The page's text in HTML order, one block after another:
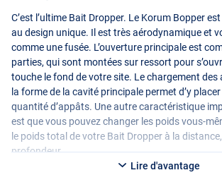
C’est l’ultime Bait Dropper. Le Korum Bopper
au design unique. Il est très aérodynamique et
comme une fusée. L’ouverture principale est
parties, qui sont montées sur ressort pour
touche le fond de votre site. Le chargement des
la forme de la cavité principale permet d’y
quantité d’appâts. Une autre caractéristique
est que vous pouvez changer les poids vous-
le poids total de votre Bait Dropper à la
profondeur.
Lire d'avantage